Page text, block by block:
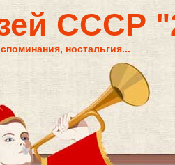
СССР
ностальгия...